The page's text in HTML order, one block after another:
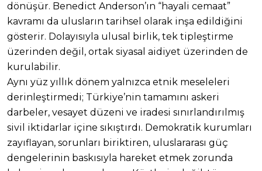
dönüşür. Benedict Anderson’ın “hayali cemaat”
kavramı da ulusların tarihsel olarak inşa edildiğini
gösterir. Dolayısıyla ulusal birlik, tek tipleştirme
üzerinden değil, ortak siyasal aidiyet üzerinden de
kurulabilir.
Aynı yüz yıllık dönem yalnızca etnik meseleleri
derinleştirmedi; Türkiye’nin tamamını askeri
darbeler, vesayet düzeni ve iradesi sınırlandırılmış
sivil iktidarlar içine sıkıştırdı. Demokratik kurumları
zayıflayan, sorunları biriktiren, uluslararası güç
dengelerinin baskısıyla hareket etmek zorunda